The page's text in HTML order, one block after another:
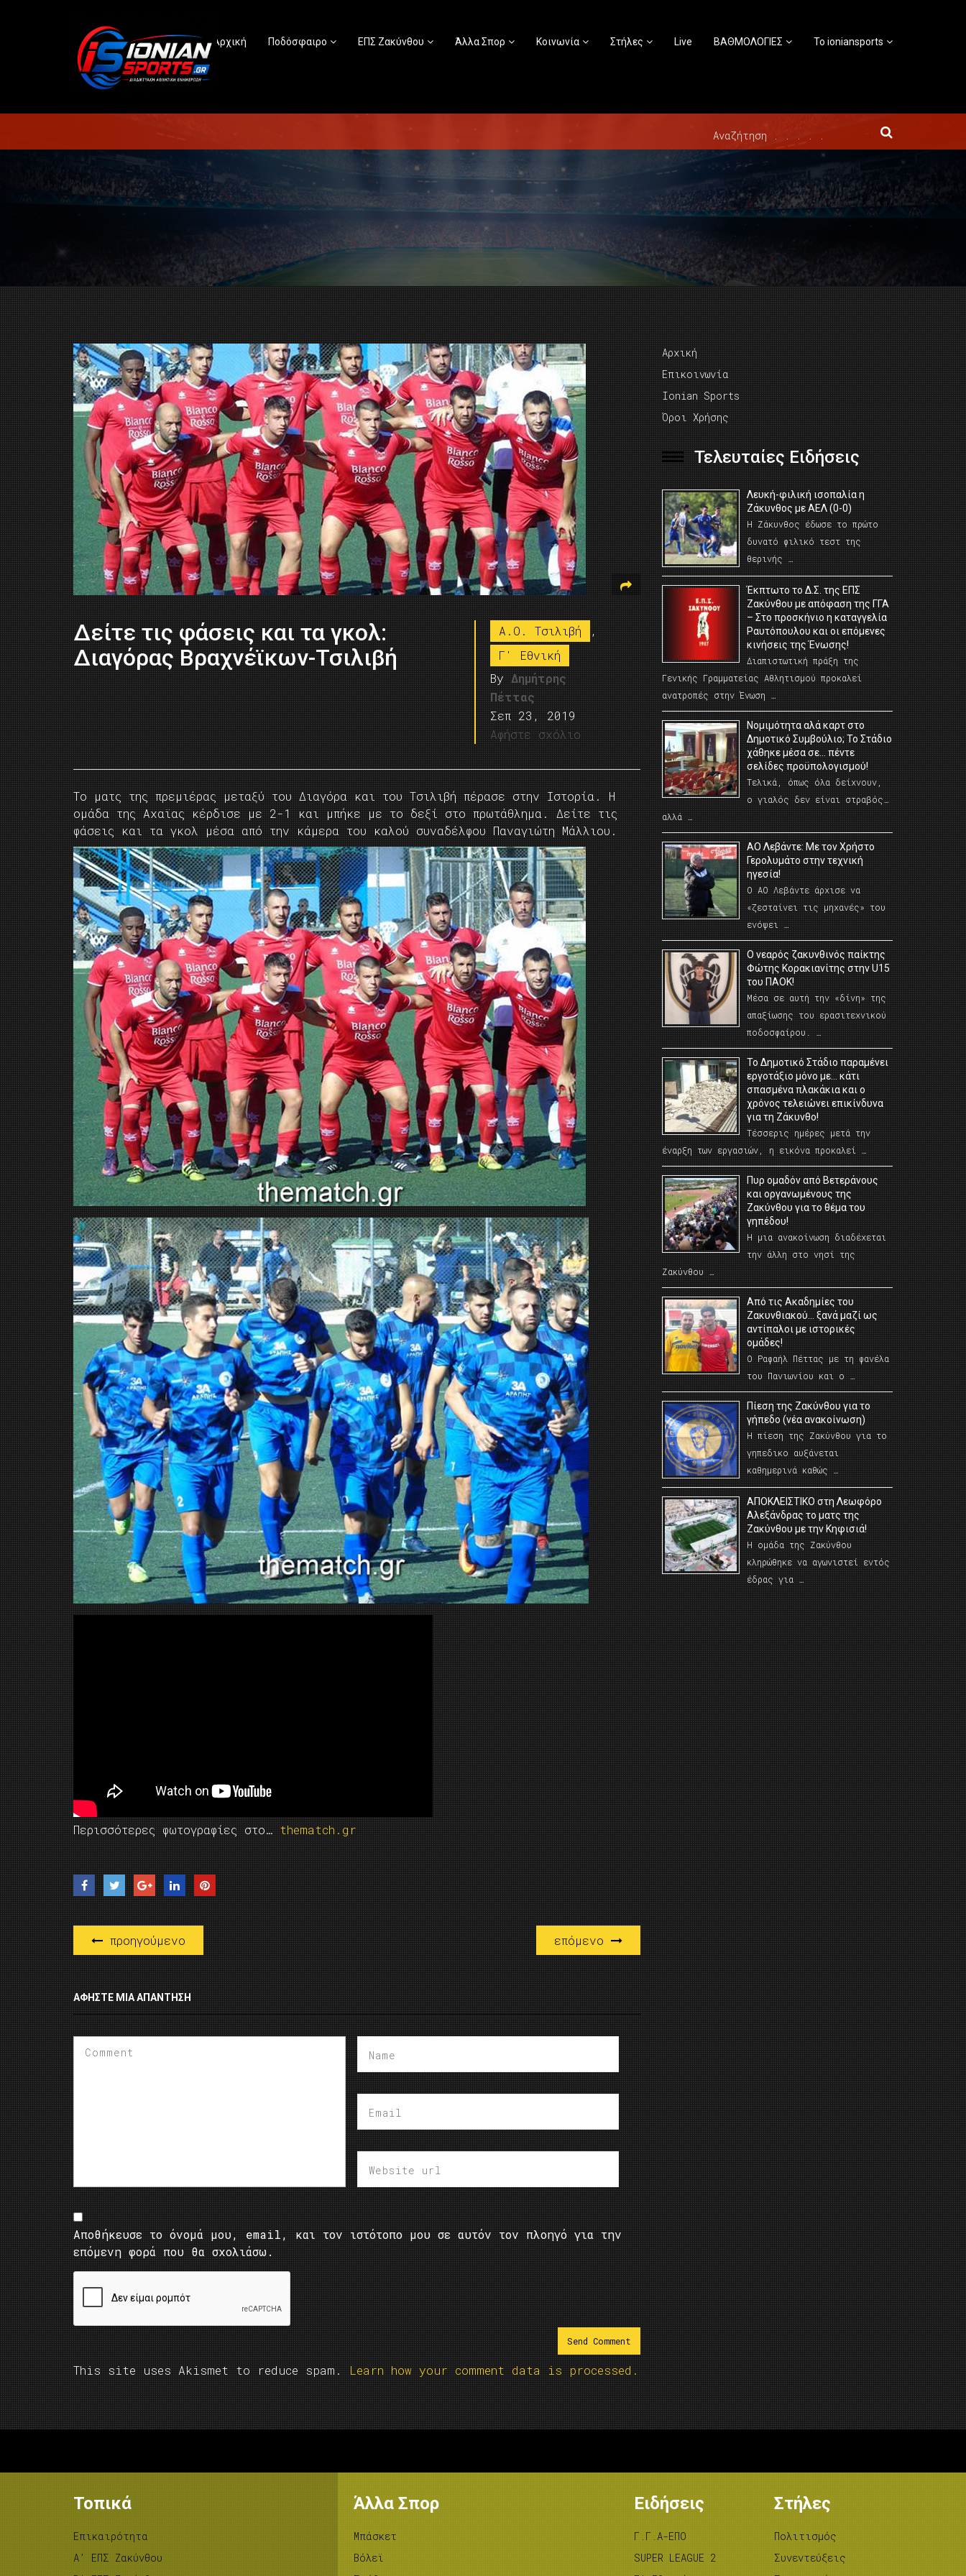
Αρχική Ποδόσφαιρο ΕΠΣ Ζακύνθου Άλλα Σπορ Κοινωνία Στήλες Live ΒΑΘΜΟΛΟΓΙΕΣ Το ioniansports
Δείτε τις φάσεις και τα γκολ:
Διαγόρας Βραχνέϊκων-Τσιλιβή
Α.Ο. Τσιλιβή
,
Γ' Εθνική
By Δημήτρης
Πέττας
Σεπ 23, 2019
Αφήστε σχόλιο
Το ματς της πρεμιέρας μεταξύ του Διαγόρα και του Τσιλιβή πέρασε στην Ιστορία. Η
ομάδα της Αχαϊας κέρδισε με 2-1 και μπήκε με το δεξί στο πρωτάθλημα. Δείτε τις
φάσεις και τα γκολ μέσα από την κάμερα του καλού συναδέλφου Παναγιώτη Μάλλιου.
Περισσότερες φωτογραφίες στο… thematch.gr
προηγούμενο επόμενο
ΑΦΉΣΤΕ ΜΙΑ ΑΠΆΝΤΗΣΗ
Αποθήκευσε το όνομά μου, email, και τον ιστότοπο μου σε αυτόν τον πλοηγό για την
επόμενη φορά που θα σχολιάσω.
This site uses Akismet to reduce spam. Learn how your comment data is processed.
Αρχική
Επικοινωνία
Ionian Sports
Όροι Χρήσης
Τελευταίες Ειδήσεις
Λευκή-φιλική ισοπαλία η
Ζάκυνθος με ΑΕΛ (0-0)
Η Ζάκυνθος έδωσε το πρώτο
δυνατό φιλικό τεστ της
θερινής …
Έκπτωτο το Δ.Σ. της ΕΠΣ
Ζακύνθου με απόφαση της ΓΓΑ
– Στο προσκήνιο η καταγγελία
Ραυτόπουλου και οι επόμενες
κινήσεις της Ένωσης!
Διαπιστωτική πράξη της
Γενικής Γραμματείας Αθλητισμού προκαλεί
ανατροπές στην Ένωση …
Νομιμότητα αλά καρτ στο
Δημοτικό Συμβούλιο; Το Στάδιο
χάθηκε μέσα σε… πέντε
σελίδες προϋπολογισμού!
Τελικά, όπως όλα δείχνουν,
ο γιαλός δεν είναι στραβός…
αλλά …
ΑΟ Λεβάντε: Με τον Χρήστο
Γερολυμάτο στην τεχνική
ηγεσία!
Ο ΑΟ Λεβάντε άρχισε να
«ζεσταίνει τις μηχανές» του
ενόψει …
O νεαρός ζακυνθινός παίκτης
Φώτης Κορακιανίτης στην U15
του ΠΑΟΚ!
Μέσα σε αυτή την «δίνη» της
απαξίωσης του ερασιτεχνικού
ποδοσφαίρου. …
Το Δημοτικό Στάδιο παραμένει
εργοτάξιο μόνο με… κάτι
σπασμένα πλακάκια και ο
χρόνος τελειώνει επικίνδυνα
για τη Ζάκυνθο!
Τέσσερις ημέρες μετά την
έναρξη των εργασιών, η εικόνα προκαλεί …
Πυρ ομαδόν από Βετεράνους
και οργανωμένους της
Ζακύνθου για το θέμα του
γηπέδου!
Η μια ανακοίνωση διαδέχεται
την άλλη στο νησί της
Ζακύνθου …
Από τις Ακαδημίες του
Ζακυνθιακού… ξανά μαζί ως
αντίπαλοι με ιστορικές
ομάδες!
Ο Ραφαήλ Πέττας με τη φανέλα
του Πανιωνίου και ο …
Πίεση της Ζακύνθου για το
γήπεδο (νέα ανακοίνωση)
Η πίεση της Ζακύνθου για το
γηπεδικο αυξάνεται
καθημερινά καθώς …
AΠΟΚΛΕΙΣΤΙΚΟ στη Λεωφόρο
Αλεξάνδρας το ματς της
Ζακύνθου με την Κηφισιά!
Η ομάδα της Ζακύνθου
κληρώθηκε να αγωνιστεί εντός
έδρας για …
Τοπικά
Επικαιρότητα
A’ ΕΠΣ Ζακύνθου
Άλλα Σπορ
Μπάσκετ
Βόλεϊ
Ειδήσεις
Γ.Γ.Α-ΕΠΟ
SUPER LEAGUE 2
Στήλες
Πολιτισμός
Συνεντεύξεις